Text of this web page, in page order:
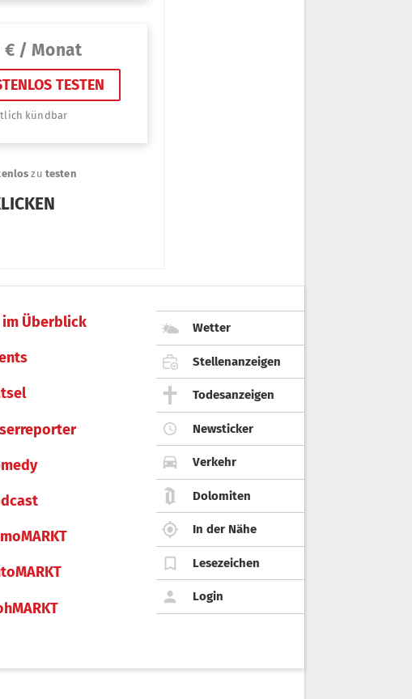
im Überblick Wetter
Stellenanzeigen
Todesanzeigen
Newsticker
Verkehr
Dolomiten
In der Nähe
Lesezeichen
Login